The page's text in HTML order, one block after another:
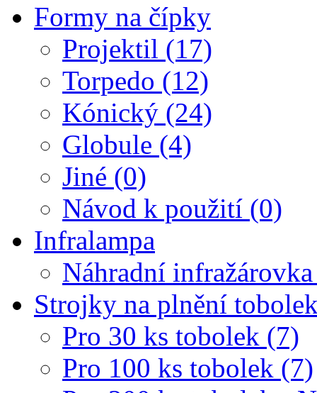
Formy na čípky
Projektil (17)
Torpedo (12)
Kónický (24)
Globule (4)
Jiné (0)
Návod k použití (0)
Infralampa
Náhradní
Strojky na plnění
Pro 30 ks tobolek (7)
Pro 100 ks tobolek (7)